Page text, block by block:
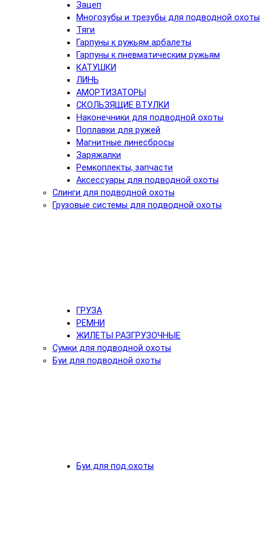
Зацеп
Многозубы и трезубы для подводной охоты
Тяги
Гарпуны к ружьям арбалеты
Гарпуны к пневматическим ружьям
КАТУШКИ
ЛИНЬ
АМОРТИЗАТОРЫ
СКОЛЬЗЯЩИЕ ВТУЛКИ
Наконечники для подводной охоты
Поплавки для ружей
Магнитные линесбросы
Заряжалки
Ремкоплекты, запчасти
Аксессуары для подводной охоты
Слинги для подводной охоты
Грузовые системы для подводной охоты
ГРУЗА
РЕМНИ
ЖИЛЕТЫ РАЗГРУЗОЧНЫЕ
Сумки для подводной охоты
Буи для подводной охоты
Буи для под.охоты